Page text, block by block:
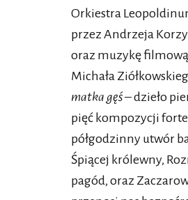
Orkiestra
przez Andrzeja
oraz muzykę
Michała
matka gęś– dzieło
pięć kompozycji
półgodzinny utwór
Śpiącej królewny,
pagód, oraz